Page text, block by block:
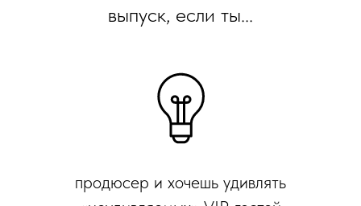
выпуск, если ты...
продюсер и хочешь удивлять